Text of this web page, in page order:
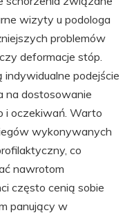
wizyty u podologa
problemów
deformacje stóp.
podejście
na dostosowanie
i oczekiwań. Warto
wykonywanych
co
nawrotom
często cenią sobie
panujący w